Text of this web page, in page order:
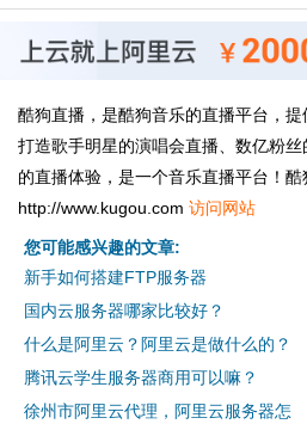
酷狗直播，是酷狗音乐的直播平台，提
打造歌手明星的演唱会直播、数亿粉
的直播体验，是一个音乐直播平台！酷
http://www.kugou.com 访问网站
您可能感兴趣的文章:
新手如何搭建FTP服务器
国内云服务器哪家比较好？
什么是阿里云？阿里云是做什么的？
腾讯云学生服务器商用可以嘛？
徐州市阿里云代理，阿里云服务器怎